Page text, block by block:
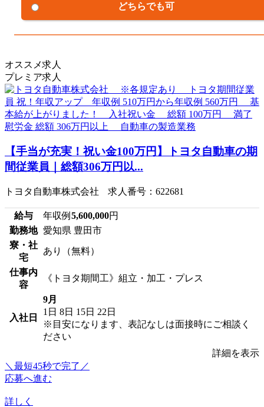
どちらでも可
オススメ求人
プレミア求人
【手当が充実！祝い金100万円】トヨタ自動車の期
間従業員｜総額306万円以...
トヨタ自動車株式会社 求人番号：622681
給与 年収例 5,600,000円
勤務地 愛知県 豊田市
寮・社
宅
あり（無料）
仕事内
容
《トヨタ期間工》組立・加工・プレス
入社日
9月
1日 8日 15日 22日
※目安になります、表記なしは面接時にご相談く
ださい
詳細を表示
＼最短45秒で完了／
応募へ進む
詳しく